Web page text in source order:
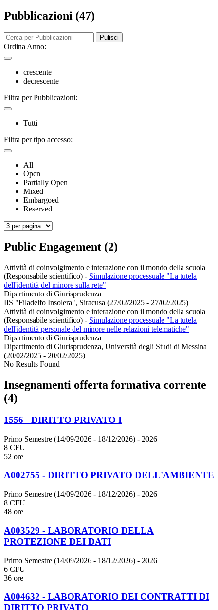
Pubblicazioni (47)
Pulisci
Ordina Anno:
crescente
decrescente
Filtra per Pubblicazioni:
Tutti
Filtra per tipo accesso:
All
Open
Partially Open
Mixed
Embargoed
Reserved
Public Engagement (2)
Attività di coinvolgimento e interazione con il mondo della scuola
(Responsabile scientifico) - Simulazione processuale "La tutela
dell'identità del minore sulla rete"
Dipartimento di Giurisprudenza
IIS "Filadelfo Insolera", Siracusa (27/02/2025 - 27/02/2025)
Attività di coinvolgimento e interazione con il mondo della scuola
(Responsabile scientifico) - Simulazione processuale "La tutela
dell'identità personale del minore nelle relazioni telematiche"
Dipartimento di Giurisprudenza
Dipartimento di Giurisprudenza, Università degli Studi di Messina
(20/02/2025 - 20/02/2025)
No Results Found
Insegnamenti offerta formativa corrente
(4)
1556 - DIRITTO PRIVATO I
Primo Semestre (14/09/2026 - 18/12/2026) - 2026
8 CFU
52 ore
A002755 - DIRITTO PRIVATO DELL'AMBIENTE
Primo Semestre (14/09/2026 - 18/12/2026) - 2026
8 CFU
48 ore
A003529 - LABORATORIO DELLA
PROTEZIONE DEI DATI
Primo Semestre (14/09/2026 - 18/12/2026) - 2026
6 CFU
36 ore
A004632 - LABORATORIO DEI CONTRATTI DI
DIRITTO PRIVATO